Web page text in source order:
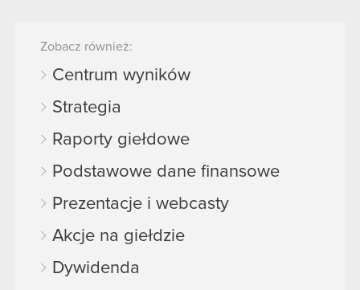
Zobacz również:
Centrum wyników
Strategia
Raporty giełdowe
Podstawowe dane finansowe
Prezentacje i webcasty
Akcje na giełdzie
Dywidenda